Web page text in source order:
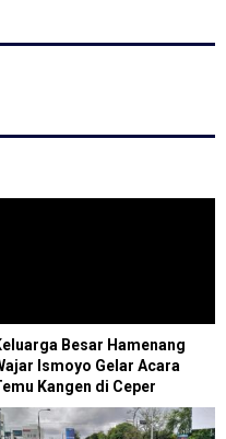
Besar Hamenang
Ismoyo Gelar Acara
Kangen di Ceper